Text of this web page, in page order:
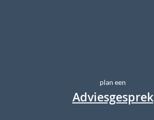
plan een
Adviesgesprek